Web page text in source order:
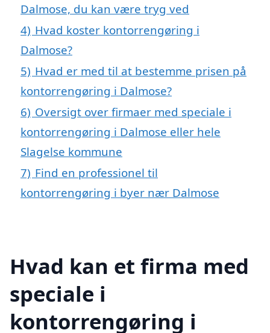
Dalmose, du kan være tryg ved
4) Hvad koster kontorrengøring i
Dalmose?
5) Hvad er med til at bestemme prisen på
kontorrengøring i Dalmose?
6) Oversigt over firmaer med speciale i
kontorrengøring i Dalmose eller hele
Slagelse kommune
7) Find en professionel til
kontorrengøring i byer nær Dalmose
Hvad kan et firma med
speciale i
kontorrengøring i